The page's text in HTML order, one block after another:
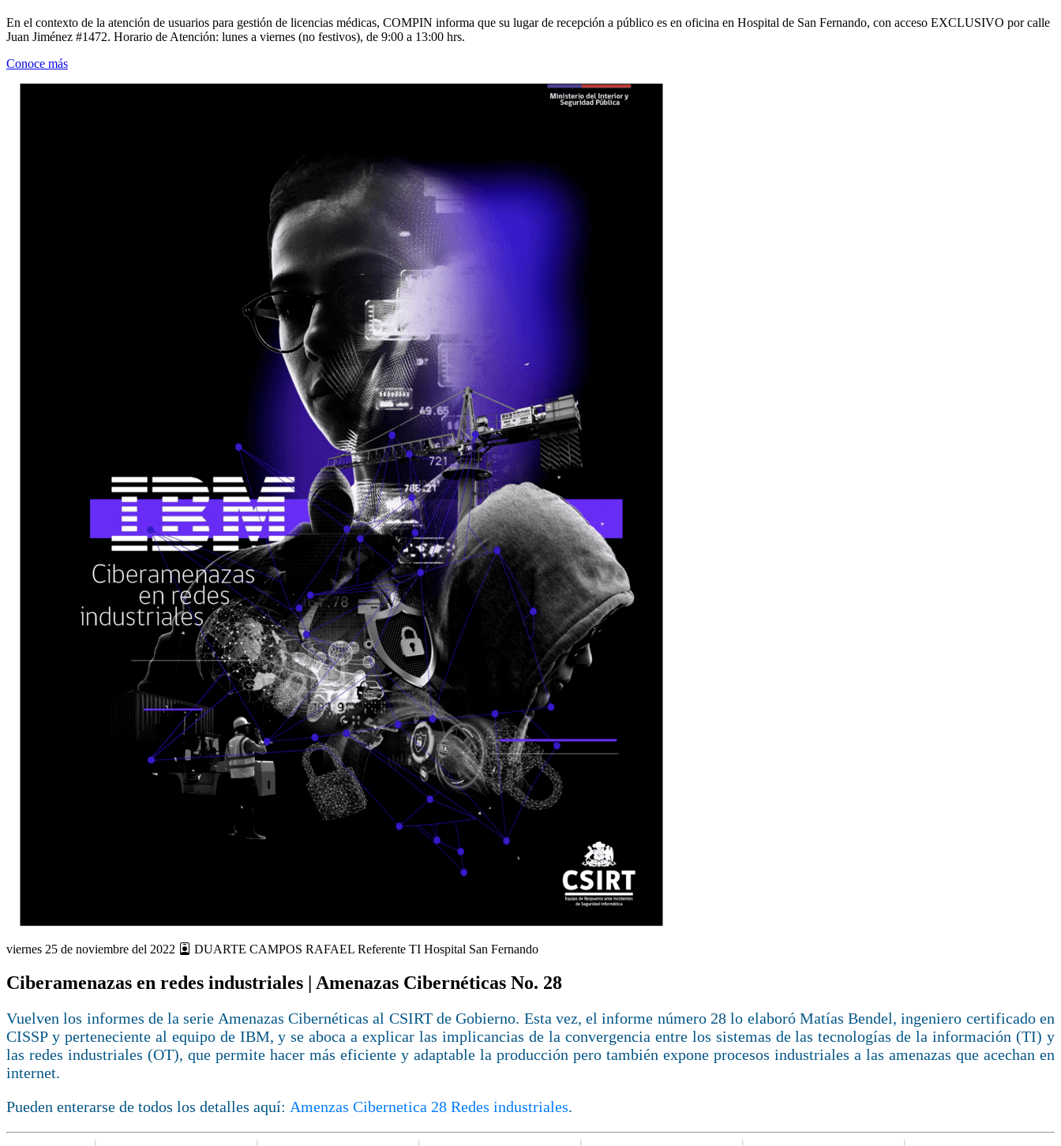
En el contexto de la atención de usuarios para gestión de licencias médicas, COMPIN informa que su lugar de recepción a público es en oficina en Hospital de San Fernando, con acceso EXCLUSIVO por calle
Juan Jiménez #1472. Horario de Atención: lunes a viernes (no festivos), de 9:00 a 13:00 hrs.
Conoce más
viernes 25 de noviembre del 2022 DUARTE CAMPOS RAFAEL Referente TI Hospital San Fernando
Ciberamenazas en redes industriales | Amenazas Cibernéticas No. 28
Vuelven los informes de la serie Amenazas Cibernéticas al CSIRT de Gobierno. Esta vez, el informe número 28 lo elaboró Matías Bendel, ingeniero certificado en
CISSP y perteneciente al equipo de IBM, y se aboca a explicar las implicancias de la convergencia entre los sistemas de las tecnologías de la información (TI) y
las redes industriales (OT), que permite hacer más eficiente y adaptable la producción pero también expone procesos industriales a las amenazas que acechan en
internet.
Pueden enterarse de todos los detalles aquí: Amenzas Cibernetica 28 Redes industriales.